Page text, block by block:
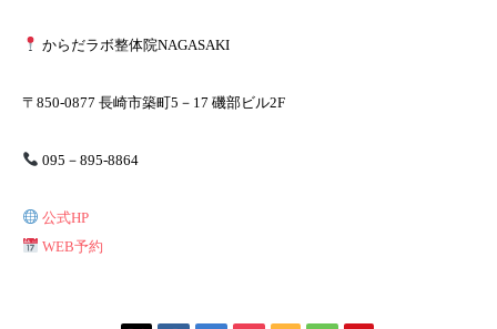
からだラボ整体院NAGASAKI
〒850-0877 長崎市築町5－17 磯部ビル2F
095－895-8864
公式HP
WEB予約